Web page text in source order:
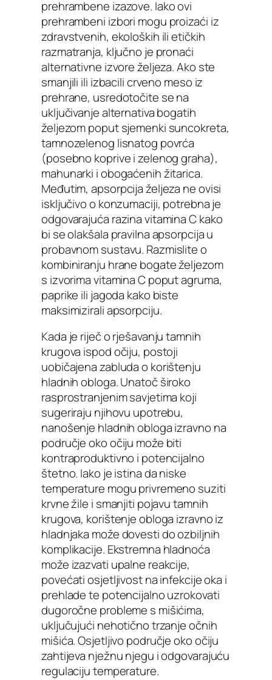
prehrambene izazove. Iako ovi
prehrambeni izbori mogu proizaći iz
zdravstvenih, ekoloških ili etičkih
razmatranja, ključno je pronaći
alternativne izvore željeza. Ako ste
smanjili ili izbacili crveno meso iz
prehrane, usredotočite se na
uključivanje alternativa bogatih
željezom poput sjemenki suncokreta,
tamnozelenog lisnatog povrća
(posebno koprive i zelenog graha),
mahunarki i obogaćenih žitarica.
Međutim, apsorpcija željeza ne ovisi
isključivo o konzumaciji, potrebna je
odgovarajuća razina vitamina C kako
bi se olakšala pravilna apsorpcija u
probavnom sustavu. Razmislite o
kombiniranju hrane bogate željezom
s izvorima vitamina C poput agruma,
paprike ili jagoda kako biste
maksimizirali apsorpciju.
Kada je riječ o rješavanju tamnih
krugova ispod očiju, postoji
uobičajena zabluda o korištenju
hladnih obloga. Unatoč široko
rasprostranjenim savjetima koji
sugeriraju njihovu upotrebu,
nanošenje hladnih obloga izravno na
područje oko očiju može biti
kontraproduktivno i potencijalno
štetno. Iako je istina da niske
temperature mogu privremeno suziti
krvne žile i smanjiti pojavu tamnih
krugova, korištenje obloga izravno iz
hladnjaka može dovesti do ozbiljnih
komplikacije. Ekstremna hladnoća
može izazvati upalne reakcije,
povećati osjetljivost na infekcije oka i
prehlade te potencijalno uzrokovati
dugoročne probleme s mišićima,
uključujući nehotično trzanje očnih
mišića. Osjetljivo područje oko očiju
zahtijeva nježnu njegu i odgovarajuću
regulaciju temperature.